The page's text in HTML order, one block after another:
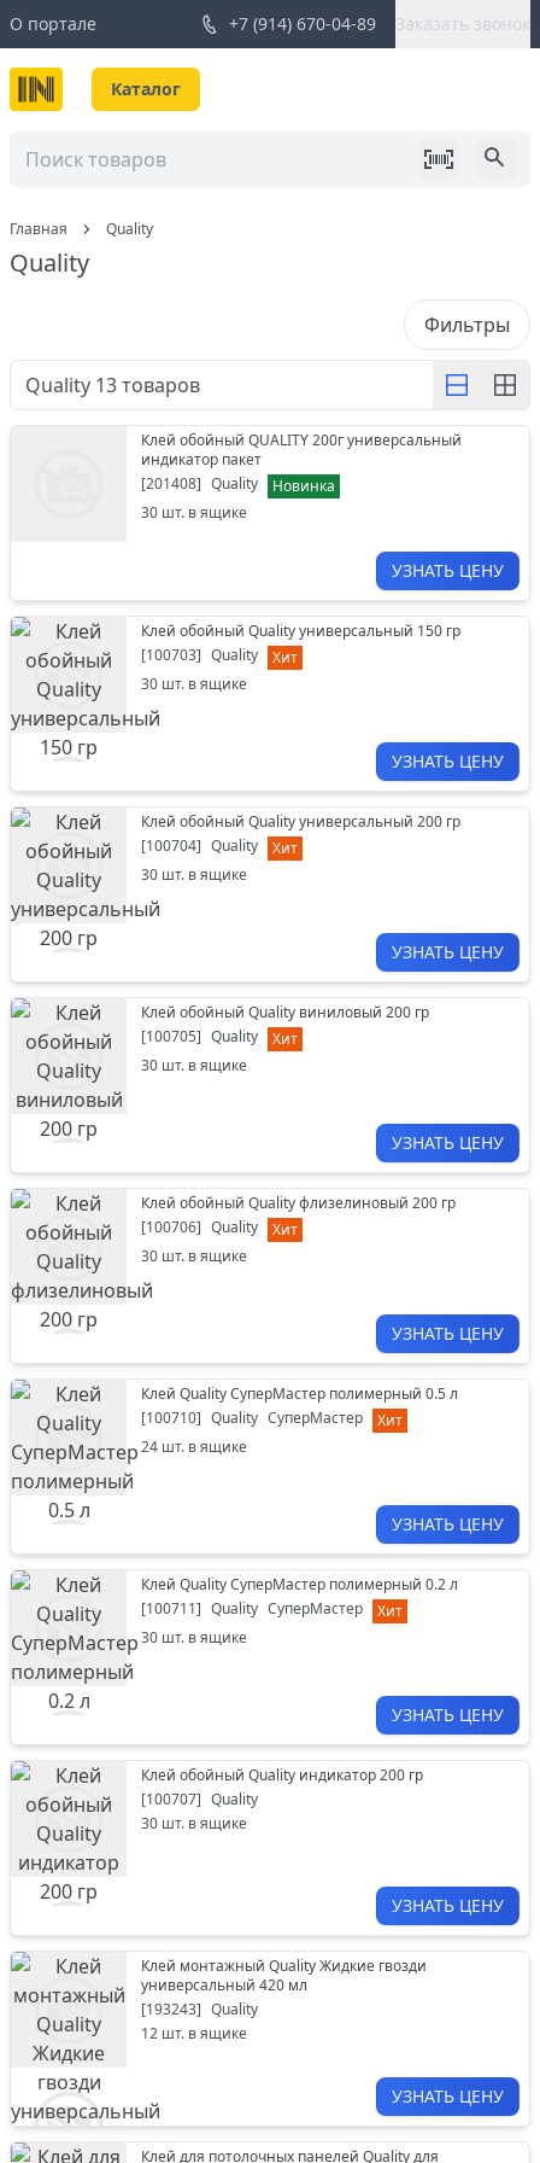
О портале +7 (914) 670-04-89 Заказать звонок
Каталог
Главная Quality
Quality
Фильтры
Quality 13товаров
Клей обойный QUALITY 200г универсальный
индикатор пакет
[201408] Quality
Новинка
30 шт. в ящике
УЗНАТЬ ЦЕНУ
Клей обойный Quality универсальный 150 гр
[100703] Quality
Хит
30 шт. в ящике
УЗНАТЬ ЦЕНУ
Клей обойный Quality универсальный 200 гр
[100704] Quality
Хит
30 шт. в ящике
УЗНАТЬ ЦЕНУ
Клей обойный Quality виниловый 200 гр
[100705] Quality
Хит
30 шт. в ящике
УЗНАТЬ ЦЕНУ
Клей обойный Quality флизелиновый 200 гр
[100706] Quality
Хит
30 шт. в ящике
УЗНАТЬ ЦЕНУ
Клей Quality СуперМастер полимерный 0.5 л
[100710] Quality СуперМастер
Хит
24 шт. в ящике
УЗНАТЬ ЦЕНУ
Клей Quality СуперМастер полимерный 0.2 л
[100711] Quality СуперМастер
Хит
30 шт. в ящике
УЗНАТЬ ЦЕНУ
Клей обойный Quality индикатор 200 гр
[100707] Quality
30 шт. в ящике
УЗНАТЬ ЦЕНУ
Клей монтажный Quality Жидкие гвозди
универсальный 420 мл
[193243] Quality
12 шт. в ящике
УЗНАТЬ ЦЕНУ
Клей для потолочных панелей Quality для